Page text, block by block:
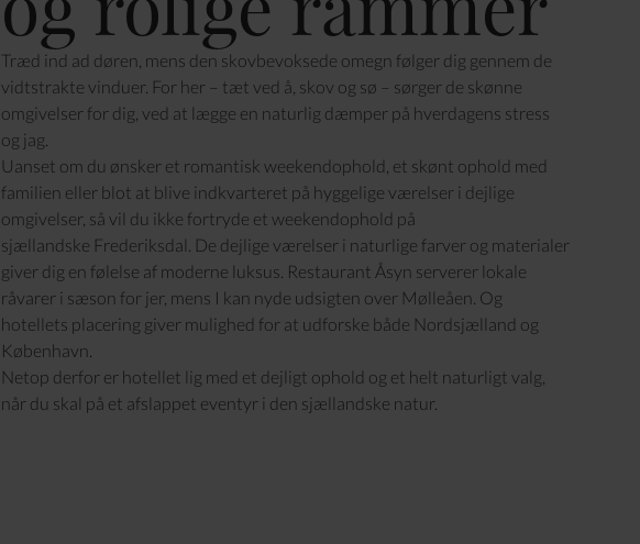
Træd ind ad døren, mens den skovbevoksede omegn følger dig gennem de
vidtstrakte vinduer. For her – tæt ved å, skov og sø – sørger de skønne
omgivelser for dig, ved at lægge en naturlig dæmper på hverdagens stress
og jag.
Uanset om du ønsker et romantisk weekendophold, et skønt ophold med
familien eller blot at blive indkvarteret på hyggelige værelser i dejlige
omgivelser, så vil du ikke fortryde et weekendophold på
sjællandske Frederiksdal . De dejlige værelser i naturlige farver og materialer
giver dig en følelse af moderne luksus. Restaurant Åsyn serverer lokale
råvarer i sæson for jer, mens I kan nyde udsigten over Mølleåen. Og
hotellets placering giver mulighed for at udforske både Nordsjælland og
København.
Netop derfor er hotellet lig med et dejligt ophold og et helt naturligt valg,
når du skal på et afslappet eventyr i den sjællandske natur.